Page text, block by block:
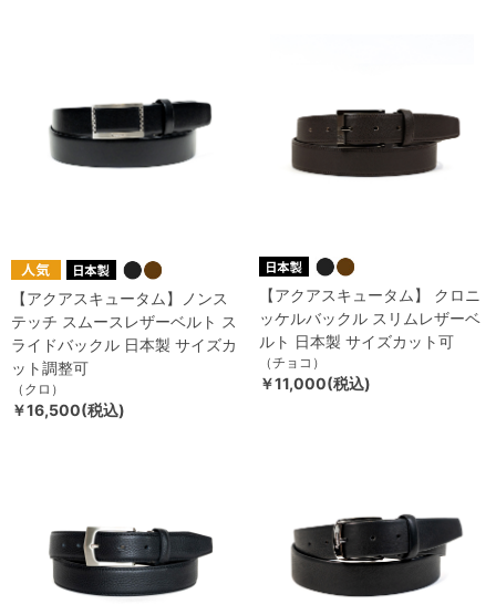
【アクアスキュータム】ノンス
テッチ スムースレザーベルト ス
ライドバックル 日本製 サイズカ
ット調整可
（クロ）
￥16,500(税込)
【アクアスキュータム】 クロニ
ッケルバックル スリムレザーベ
ルト 日本製 サイズカット可
（チョコ）
￥11,000(税込)